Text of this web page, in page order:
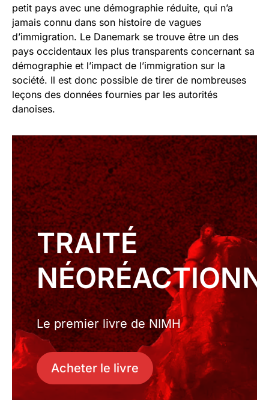
petit pays avec une démographie réduite, qui n’a
jamais connu dans son histoire de vagues
d’immigration. Le Danemark se trouve être un des
pays occidentaux les plus transparents concernant sa
démographie et l’impact de l’immigration sur la
société. Il est donc possible de tirer de nombreuses
leçons des données fournies par les autorités
danoises.
TRAITÉ
Le premier livre de NIMH
Acheter le livre